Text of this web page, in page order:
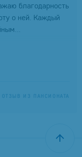
благодарность
о ней. Каждый
ОТЗЫВ ИЗ ПАНСИОНАТА